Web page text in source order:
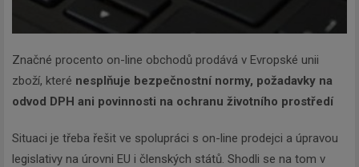
Značné procento on-line obchodů prodává v Evropské unii
zboží, které nesplňuje bezpečnostní normy, požadavky na
odvod DPH ani povinnosti na ochranu životního prostředí
Situaci je třeba řešit ve spolupráci s on-line prodejci a úpravou
legislativy na úrovni EU i členských států. Shodli se na tom v